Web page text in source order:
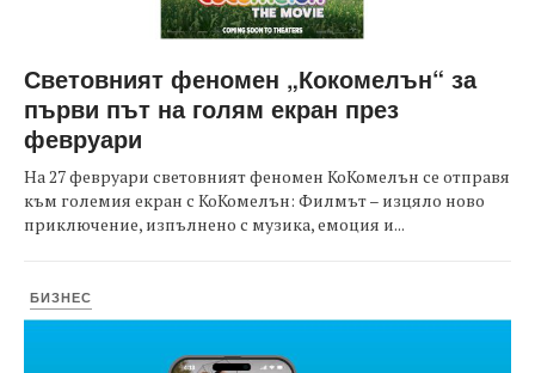
Световният феномен „Кокомелън“ за
първи път на голям екран през
февруари
На 27 февруари световният феномен КоКомелън се отправя
към големия екран с КоКомелън: Филмът – изцяло ново
приключение, изпълнено с музика, емоция и...
БИЗНЕС